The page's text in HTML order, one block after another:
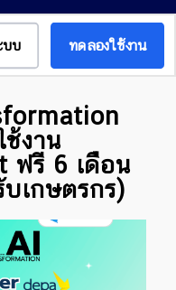
บบ ทดลองใช้งาน
งาน
ฟรี 6 เดือน
เกษตรกร)